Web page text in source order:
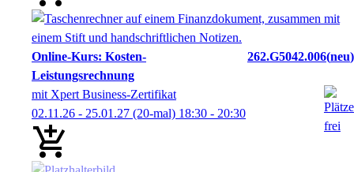
Online-Kurs: Kosten-
Leistungsrechnung
262.G5042.006 neu
mit Xpert Business-Zertifikat
02.11.26 - 25.01.27 (20-mal) 18:30 - 20:30